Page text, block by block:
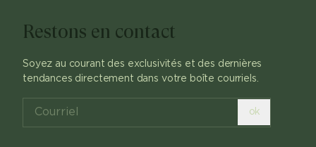
Restons en contact
Soyez au courant des exclusivités et des dernières
tendances directement dans votre boîte courriels.
ok